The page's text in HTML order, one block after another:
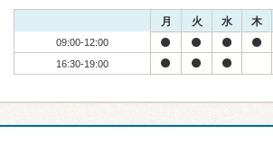
月 火 水 木
09:00-12:00
16:30-19:00